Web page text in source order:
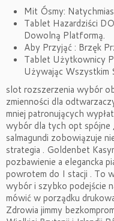
Mit Ósmy:
Tablet Hazardziści
Dowolną Platformą.
Aby Przyjąć : Brzęk
Tablet Użytkownicy
Używając Wszystkim
slot rozszerzenia wybór
zmienności dla
mniej patronujących
wybór dla tych opt spójne
salmagundi zobowiązuje
strategia . Goldenbet
pozbawienie a elegancka
powrotem do I stacji . To
wybór i szybko podejście
mówić w porządku
Zdrowia jimmy